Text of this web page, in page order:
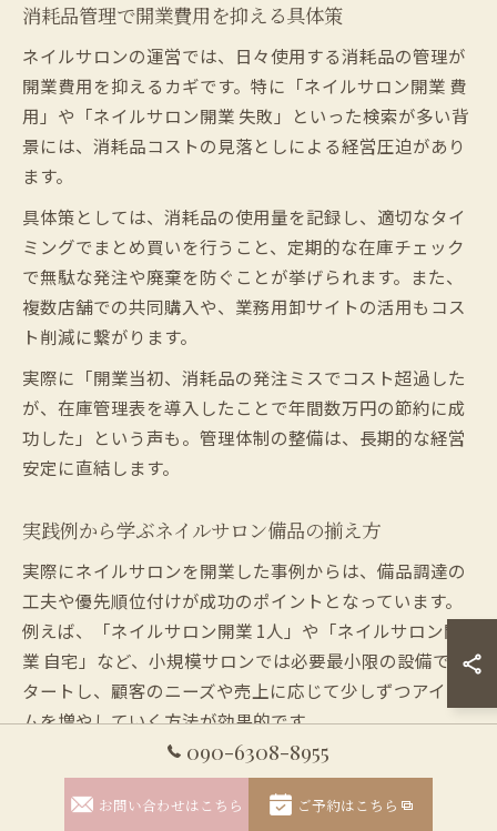
消耗品管理で開業費用を抑える具体策
ネイルサロンの運営では、日々使用する消耗品の管理が
開業費用を抑えるカギです。特に「ネイルサロン開業 費
用」や「ネイルサロン開業 失敗」といった検索が多い背
景には、消耗品コストの見落としによる経営圧迫があり
ます。
具体策としては、消耗品の使用量を記録し、適切なタイ
ミングでまとめ買いを行うこと、定期的な在庫チェック
で無駄な発注や廃棄を防ぐことが挙げられます。また、
複数店舗での共同購入や、業務用卸サイトの活用もコス
ト削減に繋がります。
実際に「開業当初、消耗品の発注ミスでコスト超過した
が、在庫管理表を導入したことで年間数万円の節約に成
功した」という声も。管理体制の整備は、長期的な経営
安定に直結します。
実践例から学ぶネイルサロン備品の揃え方
実際にネイルサロンを開業した事例からは、備品調達の
工夫や優先順位付けが成功のポイントとなっています。
例えば、「ネイルサロン開業 1人」や「ネイルサロン開
業 自宅」など、小規模サロンでは必要最小限の設備でス
タートし、顧客のニーズや売上に応じて少しずつアイテ
ムを増やしていく方法が効果的です。
開業資金に余裕がない場合は、中古品やリース、業務用
アウトレットを活用するのも一つの方法です。実践者の
声として「最初は中古のワークテーブルを利用し、半年
090-6308-8955
お問い合わせはこちら ご予約はこちら